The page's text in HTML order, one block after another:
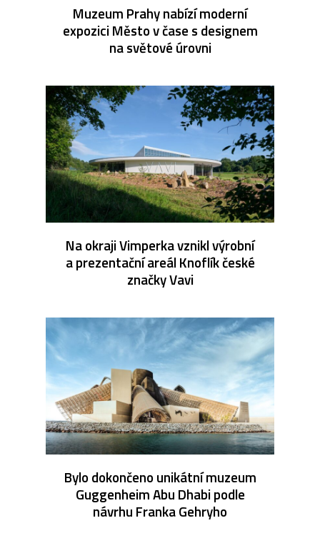
Muzeum Prahy nabízí moderní
expozici Město v čase s designem
na světové úrovni
Na okraji Vimperka vznikl výrobní
a prezentační areál Knoflík české
značky Vavi
Bylo dokončeno unikátní muzeum
Guggenheim Abu Dhabi podle
návrhu Franka Gehryho